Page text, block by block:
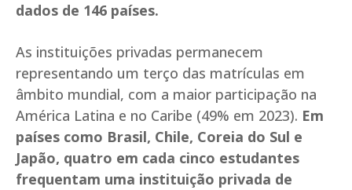
dados de 146 países.
As instituições privadas permanecem
representando um terço das matrículas em
âmbito mundial, com a maior participação na
América Latina e no Caribe (49% em 2023). Em
países como Brasil, Chile, Coreia do Sul e
Japão, quatro em cada cinco estudantes
frequentam uma instituição privada de